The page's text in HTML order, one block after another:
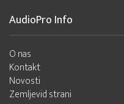
AudioPro Info
O nas
Kontakt
Novosti
Zemljevid strani